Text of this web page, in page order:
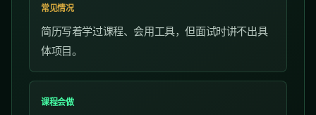
常见情况
简历写着学过课程、会用工具，但面试时讲不出具
体项目。
课程会做